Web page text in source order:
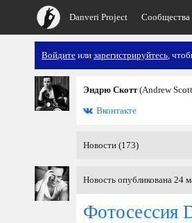
Danveri Project Сообщества
Войдите или зарегистрируйтесь,
Эндрю Скотт(Andrew
Вконтакте
Новости (173)
Новость опубликована 24
Фотосессия